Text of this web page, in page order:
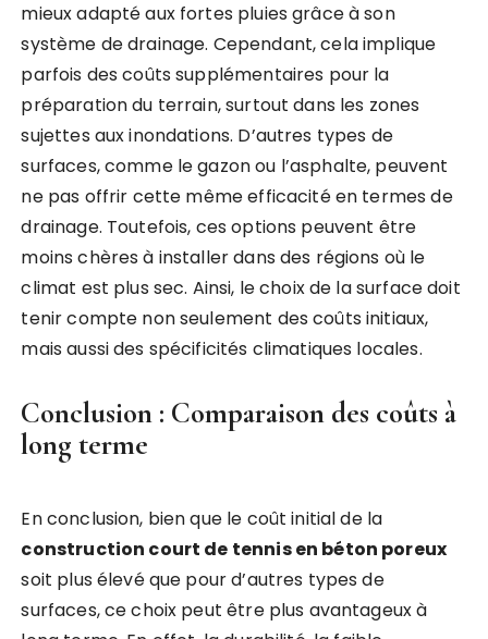
mieux adapté aux fortes pluies grâce à son
système de drainage. Cependant, cela implique
parfois des coûts supplémentaires pour la
préparation du terrain, surtout dans les zones
sujettes aux inondations. D’autres types de
surfaces, comme le gazon ou l’asphalte, peuvent
ne pas offrir cette même efficacité en termes de
drainage. Toutefois, ces options peuvent être
moins chères à installer dans des régions où le
climat est plus sec. Ainsi, le choix de la surface doit
tenir compte non seulement des coûts initiaux,
mais aussi des spécificités climatiques locales.
Conclusion : Comparaison des coûts à
long terme
En conclusion, bien que le coût initial de la
construction court de tennis en béton poreux
soit plus élevé que pour d’autres types de
surfaces, ce choix peut être plus avantageux à